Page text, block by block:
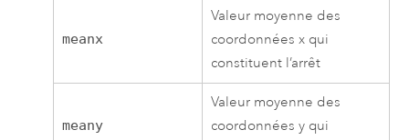
meanx
Valeur moyenne des
coordonnées x qui
constituent l’arrêt
meany
Valeur moyenne des
coordonnées y qui